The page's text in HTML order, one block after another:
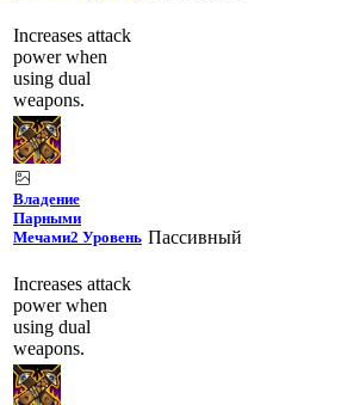
Increases attack
power when
using dual
weapons.
Владение
Парными
Мечами2 Уровень
Increases attack
power when
using dual
weapons.
Пассивный